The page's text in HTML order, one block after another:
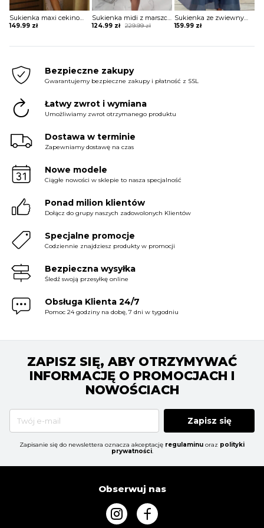
Sukienka maxi cekinowa z kwadratowym dekoltem
149.99 zł
Sukienka midi z marszczeniem na brzuchu i falbaną
229.99zł
Original
124.99 zł
Current
Sukienka ze zwiewnym dołem i koronkową górą
159.99 zł
Bezpieczne zakupy
Gwarantujemy bezpieczne zakupy i płatność z SSL
Łatwy zwrot i wymiana
Umożliwiamy zwrot otrzymanego produktu
Dostawa w terminie
Zapewniamy dostawę na czas
Nowe modele
Ciągłe nowości w sklepie to nasza specjalność
Ponad milion klientów
Dołącz do grupy naszych zadowolonych Klientów
Specjalne promocje
Codziennie znajdziesz produkty w promocji
Bezpieczna wysyłka
Śledź swoją przesyłkę online
Obsługa Klienta 24/7
Pomoc 24 godziny na dobę, 7 dni w tygodniu
ZAPISZ SIĘ, ABY OTRZYMYWAĆ
INFORMACJĘ O PROMOCJACH I
NOWOŚCIACH
Zapisz się
Zapisanie się do newslettera oznacza akceptację regulaminu oraz polityki
prywatności.
Obserwuj nas